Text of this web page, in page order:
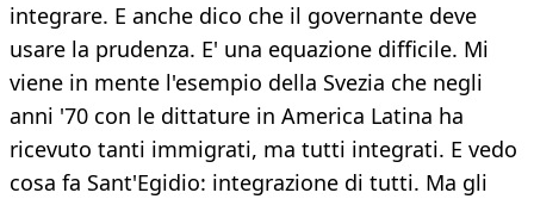
integrare. E anche dico che il governante deve
usare la prudenza. E' una equazione difficile. Mi
viene in mente l'esempio della Svezia che negli
anni '70 con le dittature in America Latina ha
ricevuto tanti immigrati, ma tutti integrati. E vedo
cosa fa Sant'Egidio: integrazione di tutti. Ma gli